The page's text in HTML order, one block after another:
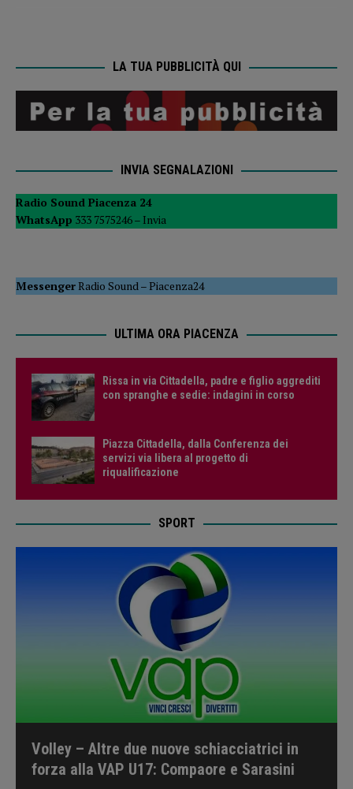
LA TUA PUBBLICITÀ QUI
INVIA SEGNALAZIONI
Radio Sound Piacenza 24
WhatsApp 333 7575246 – Invia
MessengerRadio Sound –Piacenza24
ULTIMA ORA PIACENZA
Rissa in via Cittadella, padre e figlio aggrediti
con spranghe e sedie: indagini in corso
Piazza Cittadella, dalla Conferenza dei
servizi via libera al progetto di
riqualificazione
SPORT
Volley – Altre due nuove schiacciatrici in
forza alla VAP U17: Compaore e Sarasini